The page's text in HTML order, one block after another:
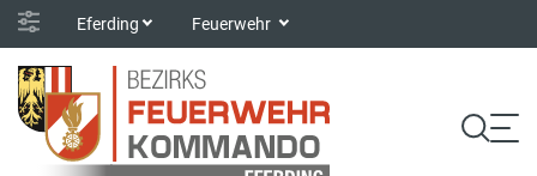
Eferding Feuerwehr